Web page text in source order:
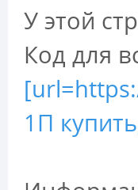
У этой
Код для
1П